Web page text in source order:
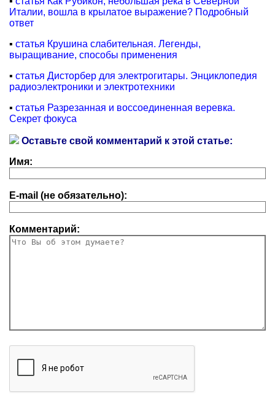
Италии, вошла в крылатое выражение? Подробный
ответ
▪ статья Крушина слабительная. Легенды,
выращивание, способы применения
▪ статья Дисторбер для электрогитары. Энциклопедия
радиоэлектроники и электротехники
▪ статья Разрезанная и воссоединенная веревка.
Секрет фокуса
Оставьте свой комментарий к этой статье:
Имя:
E-mail (не обязательно):
Комментарий: